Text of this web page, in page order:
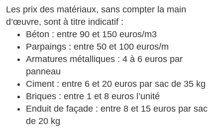
Les prix des matériaux, sans compter la main
d’œuvre, sont à titre indicatif :
Béton : entre 90 et 150 euros/m3
Parpaings : entre 50 et 100 euros/m
Armatures métalliques : 4 à 6 euros par
panneau
Ciment : entre 6 et 20 euros par sac de 35 kg
Briques : entre 1 et 8 euros l’unité
Enduit de façade : entre 8 et 15 euros par sac
de 20 kg